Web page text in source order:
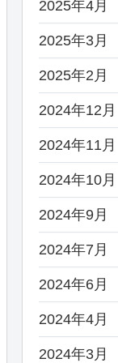
2025年4月
2025年3月
2025年2月
2024年12月
2024年11月
2024年10月
2024年9月
2024年7月
2024年6月
2024年4月
2024年3月